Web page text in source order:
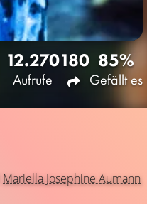
12.270
Aufrufe
180 85%
Gefällt es
Mariella Josephine Aumann